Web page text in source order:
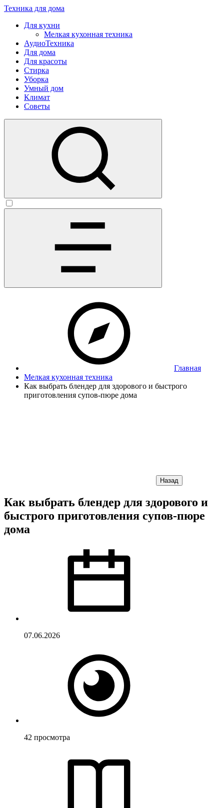
Техника для дома
Для кухни
Мелкая кухонная техника
АудиоТехника
Для дома
Для красоты
Стирка
Уборка
Умный дом
Климат
Советы
Главная
Мелкая кухонная техника
Как выбрать блендер для здорового и быстрого
приготовления супов-пюре дома
Назад
Как выбрать блендер для здорового и
быстрого приготовления супов-пюре
дома
07.06.2026
42 просмотра